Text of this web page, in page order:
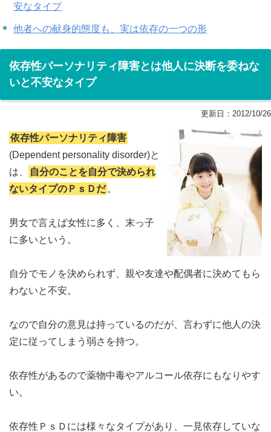
安なタイプ
他者への献身的態度も、実は依存の一つの形
依存性パーソナリティ障害とは他人に決断を委ねな
いと不安なタイプ
更新日： 2012/10/26
依存性パーソナリティ障害
(Dependent personality disorder)と
は、
自分のことを自分で決められ
ないタイプのＰｓＤだ 。
男女で言えば女性に多く、末っ子
に多いという。
自分でモノを決められず、親や友達や配偶者に決めてもら
わないと不安。
なので自分の意見は持っているのだが、言わずに他人の決
定に従ってしまう弱さを持つ。
依存性があるので薬物中毒やアルコール依存にもなりやす
い。
依存性ＰｓＤには様々なタイプがあり、一見依存していな